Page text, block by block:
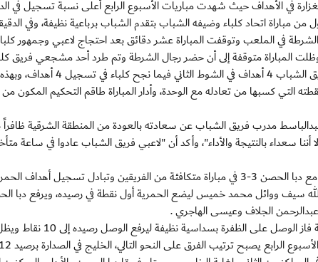
في الأهداف حيث شهدت مباريات الأسبوع الرابع أعلى نسبة تسجيل في الدوري
من مباراة اتحاد كلباء وضيفه الشباب بتقدم الشباب برباعية نظيفة، وفي
في الملعب وتوقفت المباراة عشر دقائق بعد احتجاج لاعبي وجمهور
المباراة متوقفة إلى أن حضر رجال الشرطة وتم طرد أحد مشجعي فريق
التي كسبها من تعادله مع الوحدة، وأدار المباراة طاقم التحكيم
مدرب فريق الشباب عن سعادته بالعودة من المنطقة الشرقية ظافراً
أننا سعداء بالنتيجة والأداء"، وأكد أن "لاعبي فريق الشباب عادوا في
وتعادل الحمرية مع دبا الحصن 3-3 في مباراة متكافئة من الفريقين
الجلاف وعيسى الهاجري .
الوصل على الظفرة بسداسية نظيفة ليرفع الوصل رصيده إلى 10 نقاط ويظل الظفرة من دون رصيد .